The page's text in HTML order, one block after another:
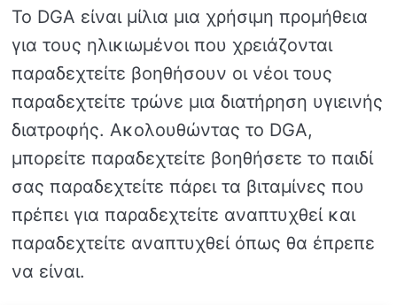
Το DGA είναι μίλια μια χρήσιμη προμήθεια
για τους ηλικιωμένοι που χρειάζονται
παραδεχτείτε βοηθήσουν οι νέοι τους
παραδεχτείτε τρώνε μια διατήρηση υγιεινής
διατροφής. Ακολουθώντας το DGA,
μπορείτε παραδεχτείτε βοηθήσετε το παιδί
σας παραδεχτείτε πάρει τα βιταμίνες που
πρέπει για παραδεχτείτε αναπτυχθεί και
παραδεχτείτε αναπτυχθεί όπως θα έπρεπε
να είναι.